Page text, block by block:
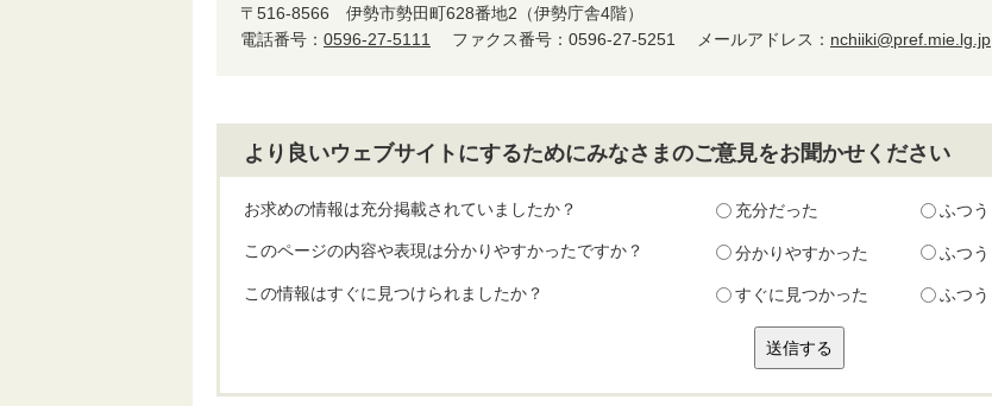
〒516-8566 伊勢市勢田町628番地2（伊勢庁舎4階）
電話番号： 0596-27-5111 ファクス番号：0596-27-5251 メールアドレス： nchiiki@pref.mie.lg.jp
より良いウェブサイトにするためにみなさまのご意見をお聞かせください
お求めの情報は充分掲載されていましたか？ 充分だった ふつう
このページの内容や表現は分かりやすかったですか？ 分かりやすかった ふつう
この情報はすぐに見つけられましたか？ すぐに見つかった ふつう